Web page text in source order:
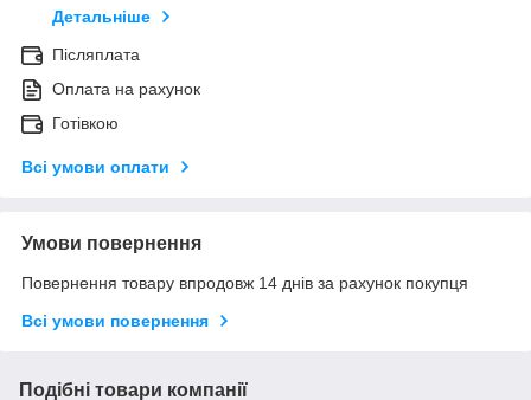
Детальніше
Післяплата
Оплата на рахунок
Готівкою
Всі умови оплати
Умови повернення
Повернення товару впродовж 14 днів за рахунок покупця
Всі умови повернення
Подібні товари компанії